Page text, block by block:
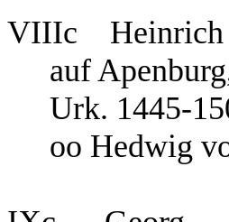
VIIIc
auf
Urk.
oo Hedwig